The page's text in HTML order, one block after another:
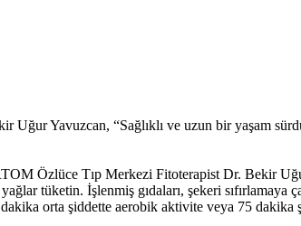
Yavuzcan, “Sağlıklı ve uzun bir yaşam
Özlüce Tıp Merkezi Fitoterapist Dr. Bekir
tüketin. İşlenmiş gıdaları, şekeri sıfırlamaya
orta şiddette aerobik aktivite veya 75